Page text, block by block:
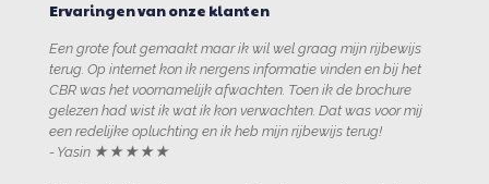
Ervaringen van onze klanten
Een grote fout gemaakt maar ik wil wel graag mijn rijbewijs
terug. Op internet kon ik nergens informatie vinden en bij het
CBR was het voornamelijk afwachten. Toen ik de brochure
gelezen had wist ik wat ik kon verwachten. Dat was voor mij
een redelijke opluchting en ik heb mijn rijbewijs terug!
- Yasin ★★★★★